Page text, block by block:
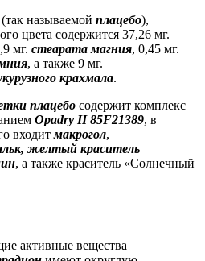
называемой плацебо),
цвета содержится 37,26 мг.
мг. стеарата магния, 0,45 мг.
, а также 9 мг.
крахмала.
плацебо содержит комплекс
Opadry II 85F21389, в
входитмакрогол,
желтый краситель
, а также краситель «Солнечный
активные вещества